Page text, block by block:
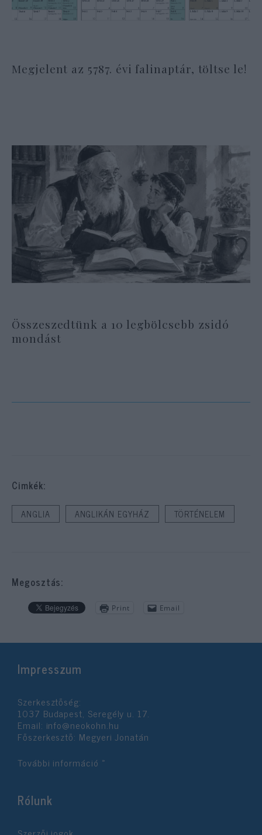
Megjelent az 5787. évi falinaptár, töltse le!
Összeszedtünk a 10 legbölcsebb zsidó
mondást
Cimkék:
ANGLIA ANGLIKÁN EGYHÁZ TÖRTÉNELEM
Megosztás:
Print Email
Impresszum
Szerkesztőség:
1037 Budapest, Seregély u. 17.
Email: info@neokohn.hu
Főszerkesztő: Megyeri Jonatán
További információ »
Rólunk